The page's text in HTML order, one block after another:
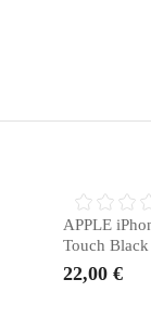
APPLE
Touch
22,00 €